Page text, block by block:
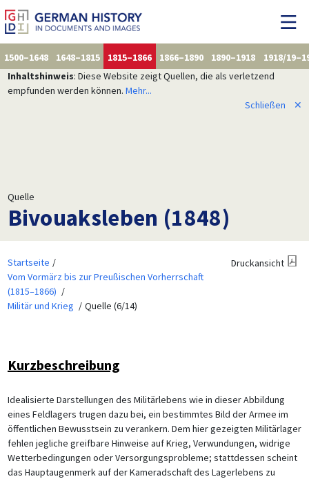
1500–1648 1648–1815 1815–1866 1866–1890 1890–1918
1918/
Inhaltshinweis: Diese Website zeigt Quellen, die als verletzend
empfunden werden können. Mehr...
Schließen
✕
Quelle
Bivouaksleben (1848)
Startseite
Vom Vormärz bis zur Preußischen Vorherrschaft
(1815–1866)
Militär und Krieg
Quelle (6/14)
Druckansicht
Kurzbeschreibung
Idealisierte Darstellungen des Militärlebens wie in dieser Abbildung
eines Feldlagers trugen dazu bei, ein bestimmtes Bild der Armee im
öffentlichen Bewusstsein zu verankern. Dem hier gezeigten Militärlager
fehlen jegliche greifbare Hinweise auf Krieg, Verwundungen, widrige
Wetterbedingungen oder Versorgungsprobleme; stattdessen scheint
das Hauptaugenmerk auf der Kameradschaft des Lagerlebens zu